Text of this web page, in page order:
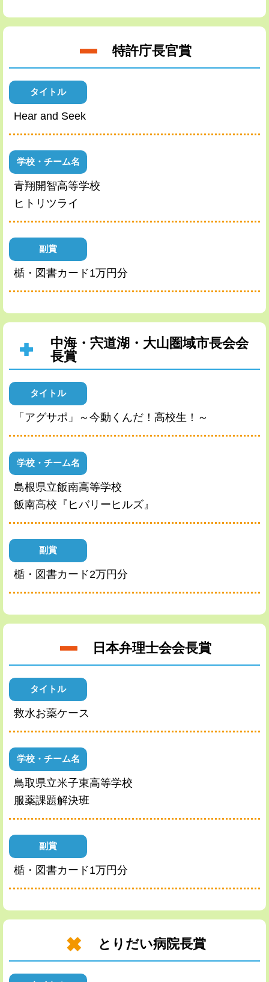
特許庁長官賞
タイトル
Hear and Seek
学校・チーム名
青翔開智高等学校
ヒトリツライ
副賞
楯・図書カード1万円分
中海・宍道湖・大山圏域市長会会
長賞
タイトル
「アグサポ」～今動くんだ！高校生！～
学校・チーム名
島根県立飯南高等学校
飯南高校『ヒバリーヒルズ』
副賞
楯・図書カード2万円分
日本弁理士会会長賞
タイトル
救水お薬ケース
学校・チーム名
鳥取県立米子東高等学校
服薬課題解決班
副賞
楯・図書カード1万円分
とりだい病院長賞